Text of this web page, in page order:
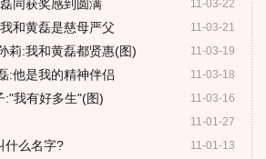
11-03-22
同获奖感到圆满
11-03-21
和黄磊是慈母严父
11-03-19
莉:我和黄磊都贤惠(图)
11-03-18
:他是我的精神伴侣
11-03-16
:"我有好多生"(图)
11-01-27
11-01-13
什么名字?